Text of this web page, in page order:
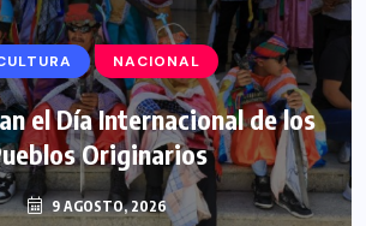
NACIONAL
el Día Internacional de los
Originarios
9 AGOSTO, 2026